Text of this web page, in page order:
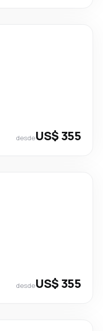
desdeUS$ 355
desdeUS$ 355